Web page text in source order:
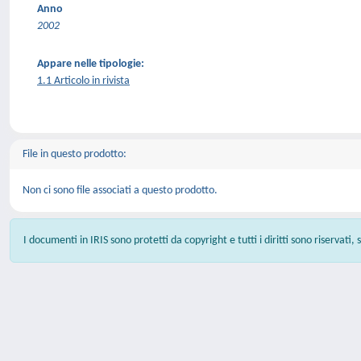
Anno
2002
Appare nelle tipologie:
1.1 Articolo in rivista
File in questo prodotto:
Non ci sono file associati a questo prodotto.
I documenti in IRIS sono protetti da copyright e tutti i diritti sono riservati,